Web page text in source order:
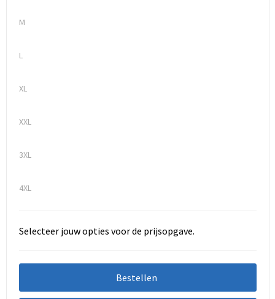
M
L
XL
XXL
3XL
4XL
Selecteer jouw opties voor de prijsopgave.
Bestellen